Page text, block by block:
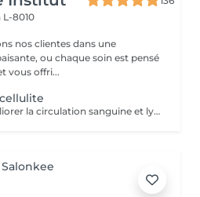
L-8010
nos clientes dans une
ou chaque soin est pensé
vous offri...
40 minutes, destiné à améliorer la circulation sanguine et lymphatique, élimination des cellulites.